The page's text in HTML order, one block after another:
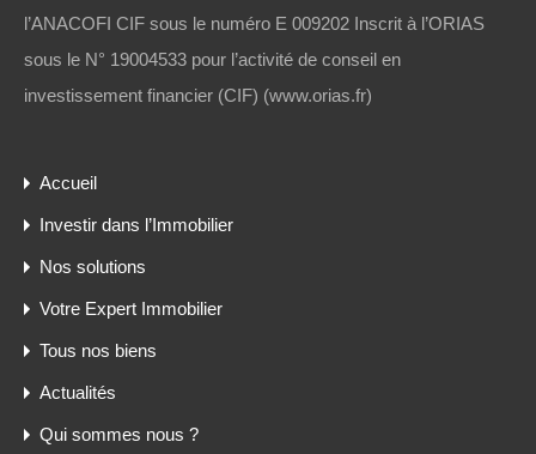
l’ANACOFI CIF sous le numéro E 009202 Inscrit à l’ORIAS
sous le N° 19004533 pour l’activité de conseil en
investissement financier (CIF) (www.orias.fr)
Accueil
Investir dans l’Immobilier
Nos solutions
Votre Expert Immobilier
Tous nos biens
Actualités
Qui sommes nous ?